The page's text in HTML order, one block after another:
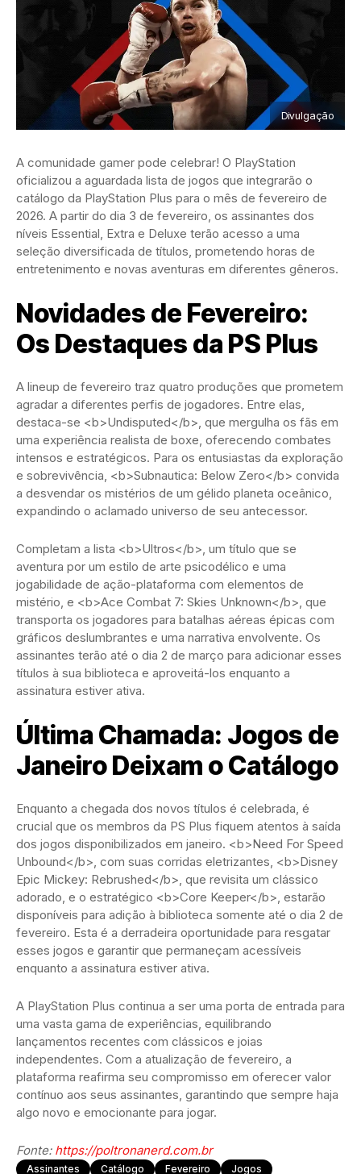
Divulgação
A comunidade gamer pode celebrar! O PlayStation
oficializou a aguardada lista de jogos que integrarão o
catálogo da PlayStation Plus para o mês de fevereiro de
2026. A partir do dia 3 de fevereiro, os assinantes dos
níveis Essential, Extra e Deluxe terão acesso a uma
seleção diversificada de títulos, prometendo horas de
entretenimento e novas aventuras em diferentes gêneros.
Novidades de Fevereiro:
Os Destaques da PS Plus
A lineup de fevereiro traz quatro produções que prometem
agradar a diferentes perfis de jogadores. Entre elas,
destaca-se <b>Undisputed</b>, que mergulha os fãs em
uma experiência realista de boxe, oferecendo combates
intensos e estratégicos. Para os entusiastas da exploração
e sobrevivência, <b>Subnautica: Below Zero</b> convida
a desvendar os mistérios de um gélido planeta oceânico,
expandindo o aclamado universo de seu antecessor.
Completam a lista <b>Ultros</b>, um título que se
aventura por um estilo de arte psicodélico e uma
jogabilidade de ação-plataforma com elementos de
mistério, e <b>Ace Combat 7: Skies Unknown</b>, que
transporta os jogadores para batalhas aéreas épicas com
gráficos deslumbrantes e uma narrativa envolvente. Os
assinantes terão até o dia 2 de março para adicionar esses
títulos à sua biblioteca e aproveitá-los enquanto a
assinatura estiver ativa.
Última Chamada: Jogos de
Janeiro Deixam o Catálogo
Enquanto a chegada dos novos títulos é celebrada, é
crucial que os membros da PS Plus fiquem atentos à saída
dos jogos disponibilizados em janeiro. <b>Need For Speed
Unbound</b>, com suas corridas eletrizantes, <b>Disney
Epic Mickey: Rebrushed</b>, que revisita um clássico
adorado, e o estratégico <b>Core Keeper</b>, estarão
disponíveis para adição à biblioteca somente até o dia 2 de
fevereiro. Esta é a derradeira oportunidade para resgatar
esses jogos e garantir que permaneçam acessíveis
enquanto a assinatura estiver ativa.
A PlayStation Plus continua a ser uma porta de entrada para
uma vasta gama de experiências, equilibrando
lançamentos recentes com clássicos e joias
independentes. Com a atualização de fevereiro, a
plataforma reafirma seu compromisso em oferecer valor
contínuo aos seus assinantes, garantindo que sempre haja
algo novo e emocionante para jogar.
Fonte: https://poltronanerd.com.br
Assinantes Catálogo Fevereiro Jogos